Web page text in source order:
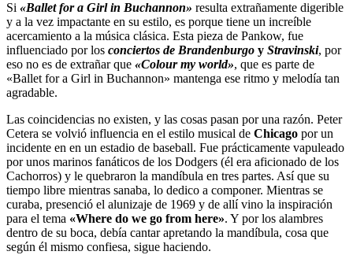
Si «Ballet for a Girl in Buchannon» resulta extrañamente digerible
y a la vez impactante en su estilo, es porque tiene un increíble
acercamiento a la música clásica. Esta pieza de Pankow, fue
influenciado por los conciertos de Brandenburgo y Stravinski, por
eso no es de extrañar que «Colour my world», que es parte de
«Ballet for a Girl in Buchannon» mantenga ese ritmo y melodía tan
agradable.
Las coincidencias no existen, y las cosas pasan por una razón. Peter
Cetera se volvió influencia en el estilo musical de Chicago por un
incidente en en un estadio de baseball. Fue prácticamente vapuleado
por unos marinos fanáticos de los Dodgers (él era aficionado de los
Cachorros) y le quebraron la mandíbula en tres partes. Así que su
tiempo libre mientras sanaba, lo dedico a componer. Mientras se
curaba, presenció el alunizaje de 1969 y de allí vino la inspiración
para el tema «Where do we go from here». Y por los alambres
dentro de su boca, debía cantar apretando la mandíbula, cosa que
según él mismo confiesa, sigue haciendo.